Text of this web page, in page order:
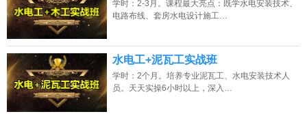
学时：2-3月。课程最大亮点：既学水电安装技术、
电路布线、套房水电设计施工…
水电工+泥瓦工实战班
学时：2个月。培养专业泥瓦工、水电安装技术人
员。天天实操6小时以上，深入…